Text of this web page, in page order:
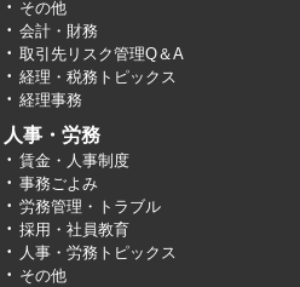
その他
会計・財務
取引先リスク管理Q＆A
経理・税務トピックス
経理事務
人事・労務
賃金・人事制度
事務ごよみ
労務管理・トラブル
採用・社員教育
人事・労務トピックス
その他